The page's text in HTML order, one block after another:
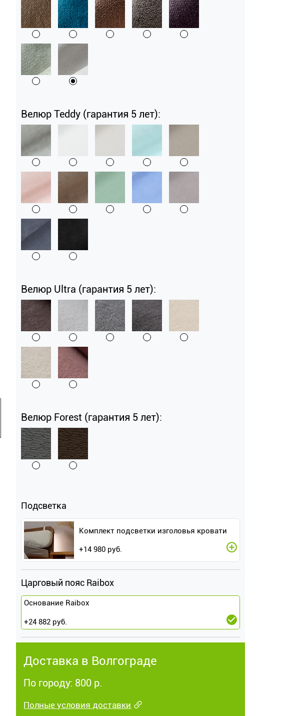
Велюр Teddy (гарантия 5 лет):
Велюр Ultra (гарантия 5 лет):
Велюр Forest (гарантия 5 лет):
Подсветка
Комплект подсветки изголовья кровати
+14 980 руб.
Царговый пояс Raibox
Основание Raibox
+24 882 руб.
Доставка в Волгограде
По городу: 800 р.
Полные условия доставки